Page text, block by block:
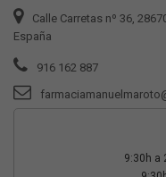
Calle Carretas nº 36,
España
916 162 887
9:30h a